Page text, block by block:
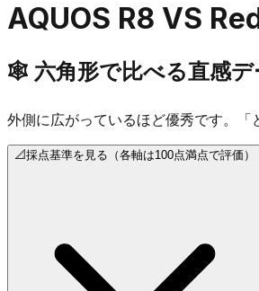
AQUOS R8 VS
🕸️ 六角形で比べる直感デ
外側に広がっているほど優秀です。「
📐採点基準を見る（各軸は100点満点で評価）